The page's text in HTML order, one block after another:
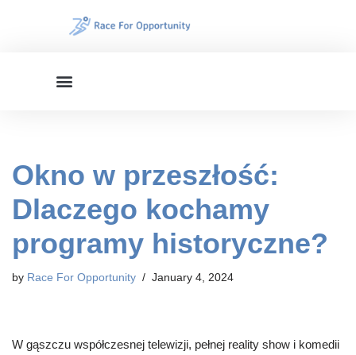
Okno w przeszłość:
Dlaczego kochamy
programy historyczne?
by Race For Opportunity January 4, 2024
W gąszczu współczesnej telewizji, pełnej reality show i komedii